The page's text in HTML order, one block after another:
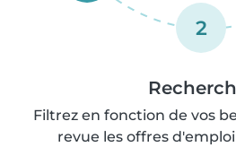
2
Filtrez en fonction de vos
revue les offres